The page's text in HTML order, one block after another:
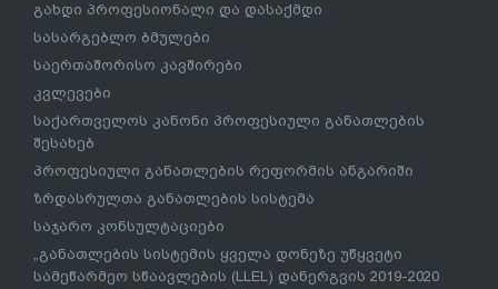
გახდი პროფესიონალი და დასაქმდი
სასარგებლო ბმულები
საერთაშორისო კავშირები
კვლევები
საქართველოს კანონი პროფესიული განათლების
შესახებ
პროფესიული განათლების რეფორმის ანგარიში
ზრდასრულთა განათლების სისტემა
საჯარო კონსულტაციები
„განათლების სისტემის ყველა დონეზე უწყვეტი
სამეწარმეო სწაავლების (LLEL) დანერგვის 2019-2020